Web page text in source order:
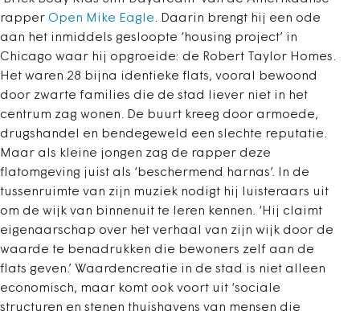
rapper Open Mike Eagle. Daarin brengt hij een ode
aan het inmiddels gesloopte ‘housing project’ in
Chicago waar hij opgroeide: de Robert Taylor Homes.
Het waren 28 bijna identieke flats, vooral bewoond
door zwarte families die de stad liever niet in het
centrum zag wonen. De buurt kreeg door armoede,
drugshandel en bendegeweld een slechte reputatie.
Maar als kleine jongen zag de rapper deze
flatomgeving juist als ‘beschermend harnas’. In de
tussenruimte van zijn muziek nodigt hij luisteraars uit
om de wijk van binnenuit te leren kennen. ‘Hij claimt
eigenaarschap over het verhaal van zijn wijk door de
waarde te benadrukken die bewoners zelf aan de
flats geven.’ Waardencreatie in de stad is niet alleen
economisch, maar komt ook voort uit ‘sociale
structuren en stenen thuishavens van mensen die